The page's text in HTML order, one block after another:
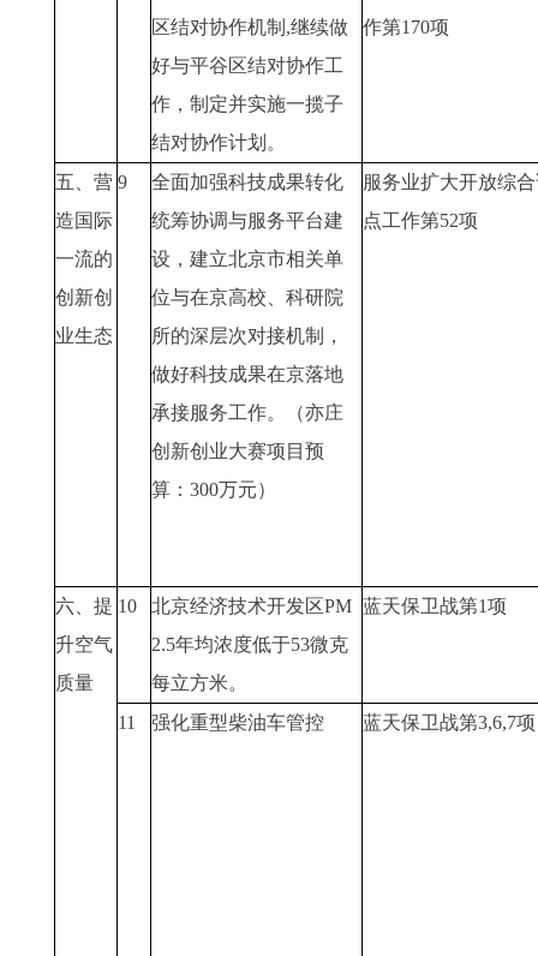
区结对协作机制,继续做
好与平谷区结对协作工
作，制定并实施一揽子
结对协作计划。
作第170项
五、营
造国际
一流的
创新创
业生态
9
全面加强科技成果转化
统筹协调与服务平台建
设，建立北京市相关单
位与在京高校、科研院
所的深层次对接机制，
做好科技成果在京落地
承接服务工作。（亦庄
创新创业大赛项目预
算：300万元）
服务业扩大开放综
点工作第52项
六、提
升空气
质量
10
北京经济技术开发区PM
2.5年均浓度低于53微克
每立方米。
蓝天保卫战第1项
11 强化重型柴油车管控 蓝天保卫战第3,6,7项